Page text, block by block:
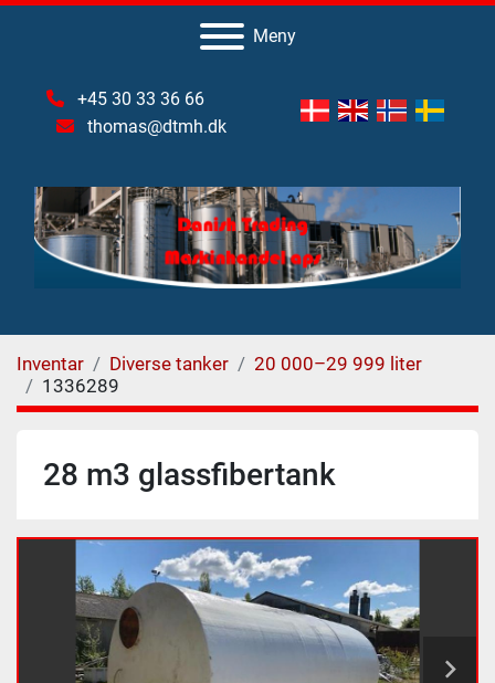
Meny
+45 30 33 36 66
thomas@dtmh.dk
Inventar Diverse tanker
20 000–29 999 liter
1336289
28 m3 glassfibertank